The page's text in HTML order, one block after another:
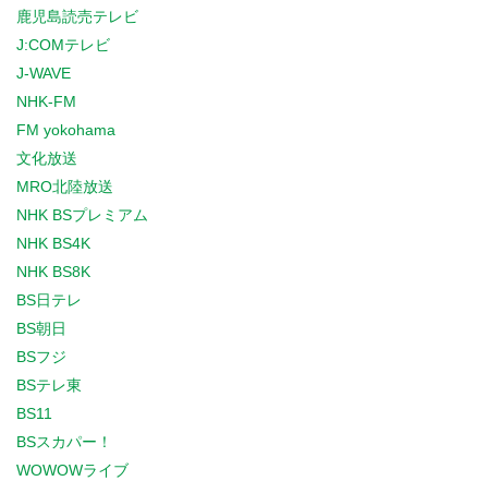
鹿児島読売テレビ
J:COMテレビ
J-WAVE
NHK-FM
FM yokohama
文化放送
MRO北陸放送
NHK BSプレミアム
NHK BS4K
NHK BS8K
BS日テレ
BS朝日
BSフジ
BSテレ東
BS11
BSスカパー！
WOWOWライブ